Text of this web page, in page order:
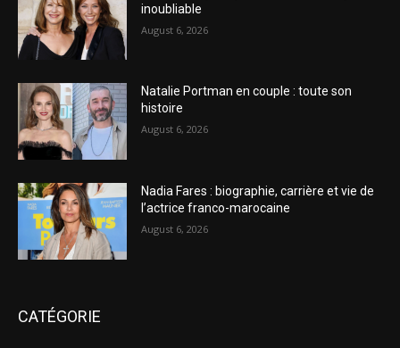
inoubliable
August 6, 2026
Natalie Portman en couple : toute son
histoire
August 6, 2026
Nadia Fares : biographie, carrière et vie de
l’actrice franco-marocaine
August 6, 2026
CATÉGORIE